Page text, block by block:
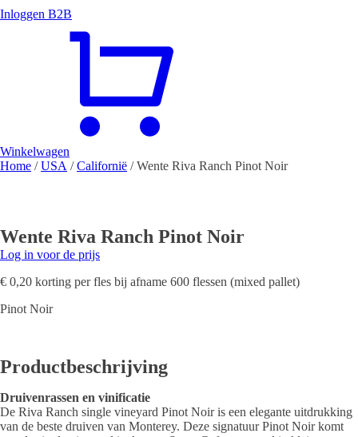
Inloggen B2B
Winkelwagen
Home /USA /Californië / Wente Riva Ranch Pinot Noir
Wente Riva Ranch Pinot Noir
Log in voor de prijs
€ 0,20 korting per fles bij afname 600 flessen (mixed pallet)
Pinot Noir
Productbeschrijving
Druivenrassen en vinificatie
De Riva Ranch single vineyard Pinot Noir is een elegante uitdrukking
van de beste druiven van Monterey. Deze signatuur Pinot Noir komt